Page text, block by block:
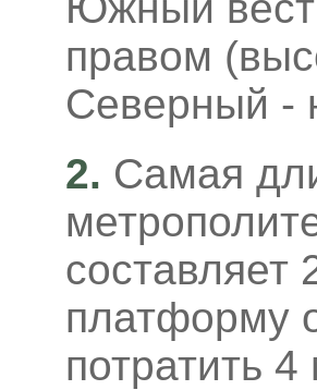
правом
Северный -
2. Самая
составляет
платформу
потратить